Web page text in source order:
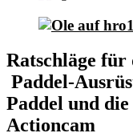
Ratschläge für
Paddel-
Paddel und
Actioncam